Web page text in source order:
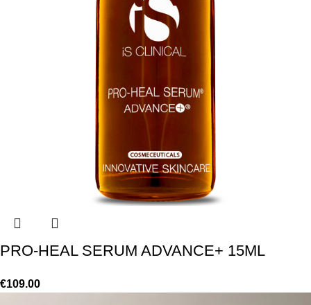
PRO-HEAL SERUM ADVANCE+ 15ML
€109.00